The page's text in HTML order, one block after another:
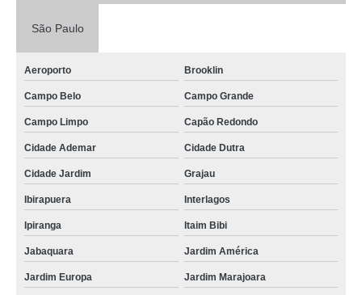
São Paulo
Aeroporto Brooklin
Campo Belo Campo Grande
Campo Limpo Capão Redondo
Cidade Ademar Cidade Dutra
Cidade Jardim Grajau
Ibirapuera Interlagos
Ipiranga Itaim Bibi
Jabaquara Jardim América
Jardim Europa Jardim Marajoara